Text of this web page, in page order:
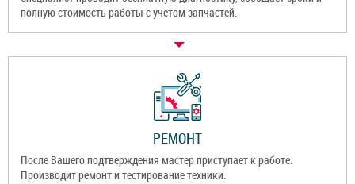
полную стоимость работы с учетом запчастей.
РЕМОНТ
После Вашего подтверждения мастер приступает к работе.
Производит ремонт и тестирование техники.